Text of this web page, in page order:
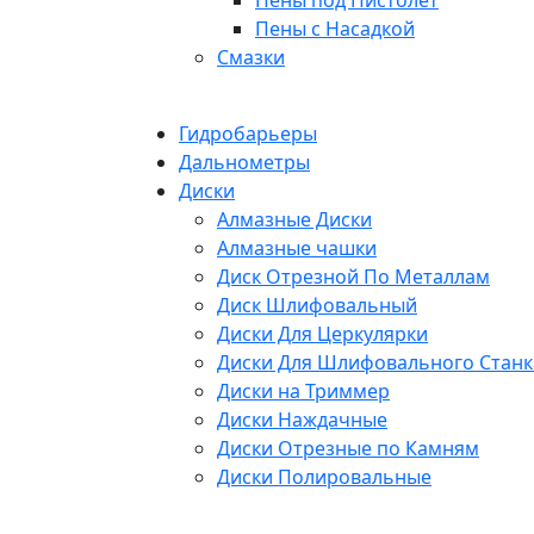
Пены с Насадкой
Смазки
Гидробарьеры
Дальнометры
Диски
Алмазные Диски
Алмазные чашки
Диск Отрезной По Металлам
Диск Шлифовальный
Диски Для Церкулярки
Диски Для Шлифовального
Диски на Триммер
Диски Наждачные
Диски Отрезные по Камням
Диски Полировальные